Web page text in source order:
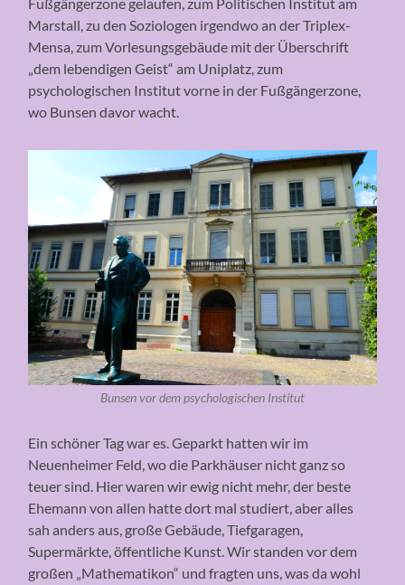
Marstall, zu den Soziologen irgendwo an der Triplex-
Mensa, zum Vorlesungsgebäude mit der Überschrift
„dem lebendigen Geist“ am Uniplatz, zum
psychologischen Institut vorne in der Fußgängerzone,
wo Bunsen davor wacht.
Bunsen vor dem psychologischen Institut
Ein schöner Tag war es. Geparkt hatten wir im
Neuenheimer Feld, wo die Parkhäuser nicht ganz so
teuer sind. Hier waren wir ewig nicht mehr, der beste
Ehemann von allen hatte dort mal studiert, aber alles
sah anders aus, große Gebäude, Tiefgaragen,
Supermärkte, öffentliche Kunst. Wir standen vor dem
großen „Mathematikon“ und fragten uns, was da wohl